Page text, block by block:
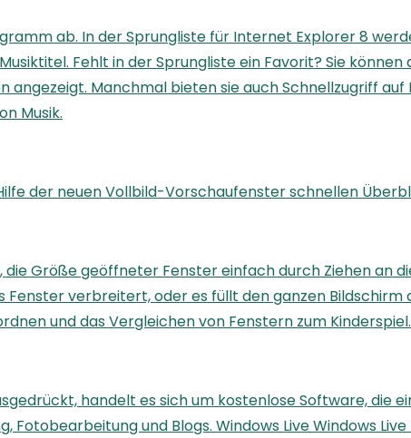
ab. In der Sprungliste für Internet Explorer 8
Fehlt in der Sprungliste ein Favorit? Sie
Manchmal bieten sie auch Schnellzugriff
Musik.
der neuen Vollbild-Vorschaufenster schnellen
Größe geöffneter Fenster einfach durch Ziehen an
verbreitert, oder es füllt den ganzen Bildschirm
und das Vergleichen von Fenstern zum Kinderspiel.
handelt es sich um kostenlose Software,
Fotobearbeitung und Blogs. Windows Live Windows